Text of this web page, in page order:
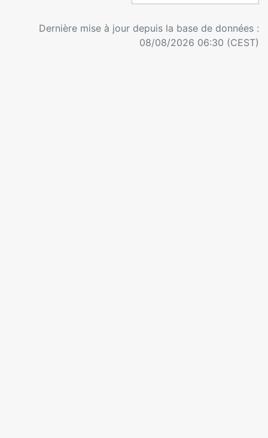
Dernière mise à jour depuis la base de données :
08/08/2026 06:30 (CEST)